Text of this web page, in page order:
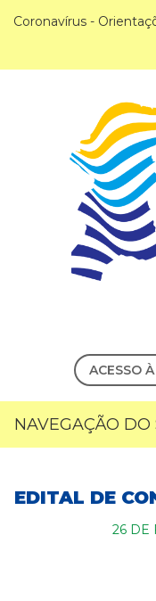
Coronavírus -
ACESSO
NAVEGAÇÃO DO
EDITAL DE
26 DE